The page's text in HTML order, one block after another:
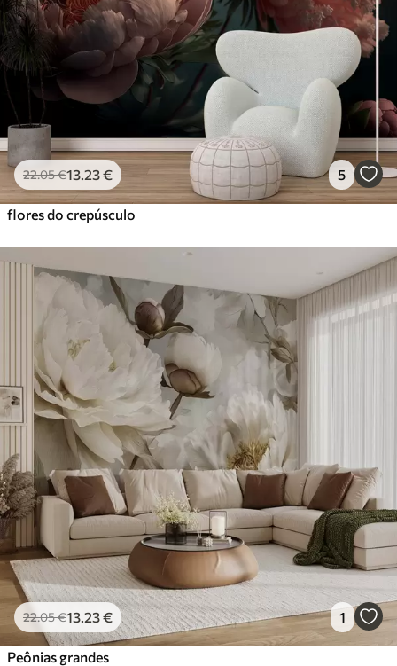
56.6734.00 €/m²
Vinil Premium
65 .0039.00
Peel and Stick
81.6749.00€/m²
22.05€13 .23€ 5
flores do crepúsculo
22.05€13 .23€ 1
Peônias grandes